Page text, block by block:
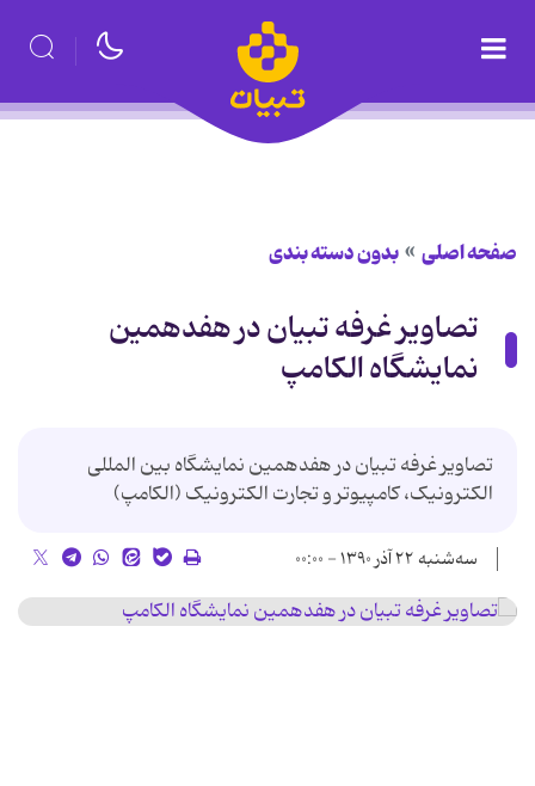
صفحه اصلی بدون دسته بندی
تصاویر غرفه تبیان در هفدهمین
نمایشگاه الکامپ
تصاویر غرفه تبیان در هفدهمین نمایشگاه بین المللی
الکترونیک، کامپیوتر و تجارت الکترونیک (الکامپ)
سه‌شنبه ۲۲ آذر ۱۳۹۰ - ۰۰:۰۰